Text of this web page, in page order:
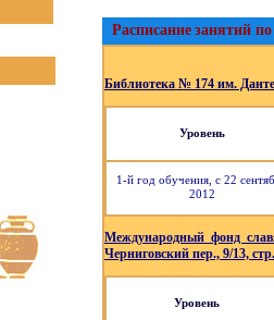
Расписание занятий
Библиотека № 174 им.
Уровень
1-й год обучения, с 22
2012
Международный фонд
Черниговский пер., 9/13,
Уровень